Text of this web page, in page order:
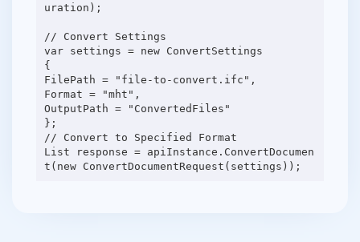
uration);
// Convert Settings
var settings = new ConvertSettings
{
FilePath = "file-to-convert.ifc",
Format = "mht",
OutputPath = "ConvertedFiles"
};
// Convert to Specified Format
List response = apiInstance.ConvertDocumen